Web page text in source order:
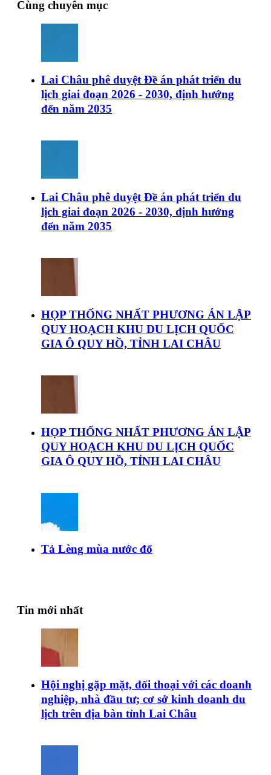
Cùng chuyên mục
Lai Châu phê duyệt Đề án phát triển du
lịch giai đoạn 2026 - 2030, định hướng
đến năm 2035
Lai Châu phê duyệt Đề án phát triển du
lịch giai đoạn 2026 - 2030, định hướng
đến năm 2035
HỌP THỐNG NHẤT PHƯƠNG ÁN LẬP
QUY HOẠCH KHU DU LỊCH QUỐC
GIA Ô QUY HỒ, TỈNH LAI CHÂU
HỌP THỐNG NHẤT PHƯƠNG ÁN LẬP
QUY HOẠCH KHU DU LỊCH QUỐC
GIA Ô QUY HỒ, TỈNH LAI CHÂU
Tả Lèng mùa nước đổ
Tin mới nhất
Hội nghị gặp mặt, đối thoại với các doanh
nghiệp, nhà đầu tư; cơ sở kinh doanh du
lịch trên địa bàn tỉnh Lai Châu